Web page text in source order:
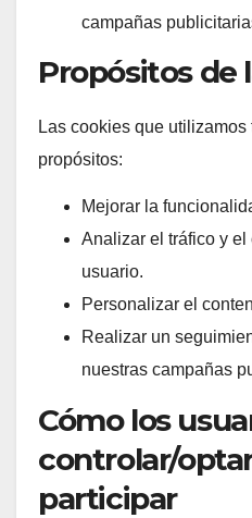
campañas
Propósitos de
Las cookies que
propósitos:
Mejorar la
Analizar el tráfico y el
usuario.
Personalizar el
Realizar un
nuestras campañas
Cómo los
controlar/
participar